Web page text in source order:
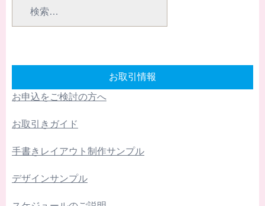
お取引情報
お申込をご検討の方へ
お取引きガイド
手書きレイアウト制作サンプル
デザインサンプル